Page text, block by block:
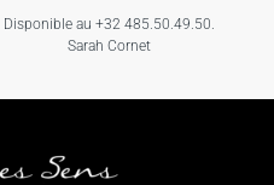
Disponible au +32 485.50.49.50.
Sarah Cornet